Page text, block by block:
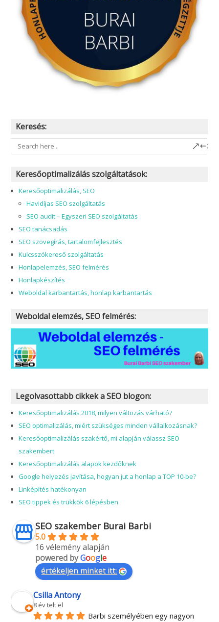
Keresés:
Keresőoptimalizálás szolgáltatások:
Keresőoptimalizálás, SEO
Havidíjas SEO szolgáltatás
SEO audit – Egyszeri SEO szolgáltatás
SEO tanácsadás
SEO szövegírás, tartalomfejlesztés
Kulcsszókereső szolgáltatás
Honlapelemzés, SEO felmérés
Honlapkészítés
Weboldal karbantartás, honlap karbantartás
Weboldal elemzés, SEO felmérés:
Legolvasottabb cikkek a SEO blogon:
Keresőoptimalizálás 2018, milyen változás várható?
SEO optimalizálás, miért szükséges minden vállalkozásnak?
Keresőoptimalizálás szakértő, mi alapján válassz SEO
szakembert
Keresőoptimalizálás alapok kezdőknek
Google helyezés javítása, hogyan jut a honlap a TOP 10-be?
Linképítés hatékonyan
SEO tippek és trükkök 6 lépésben
SEO szakember Burai Barbi
5.0
16 vélemény alapján
powered byGoogle
értékeljen minket itt:
Csilla Antony
8 év telt el
Barbi személyében egy nagyon